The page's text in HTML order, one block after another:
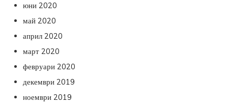
юни 2020
май 2020
април 2020
март 2020
февруари 2020
декември 2019
ноември 2019